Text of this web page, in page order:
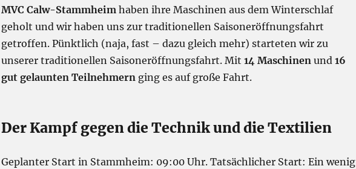
MVC Calw-Stammheim haben ihre Maschinen aus dem Winterschlaf
geholt und wir haben uns zur traditionellen Saisoneröffnungsfahrt
getroffen. Pünktlich (naja, fast – dazu gleich mehr) starteten wir zu
unserer traditionellen Saisoneröffnungsfahrt. Mit 14 Maschinen und 16
gut gelaunten Teilnehmern ging es auf große Fahrt.
Der Kampf gegen die Technik und die Textilien
Geplanter Start in Stammheim: 09:00 Uhr. Tatsächlicher Start: Ein wenig